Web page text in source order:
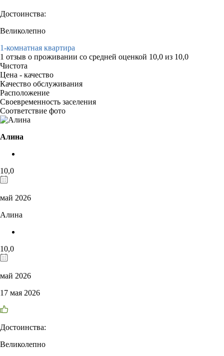
Достоинства:
Великолепно
1-комнатная квартира
1 отзыв о проживании со средней оценкой 10,0 из 10,0
Чистота
Цена - качество
Качество обслуживания
Расположение
Своевременность заселения
Соответствие фото
Алина
10,0
май 2026
Алина
10,0
май 2026
17 мая 2026
Достоинства:
Великолепно